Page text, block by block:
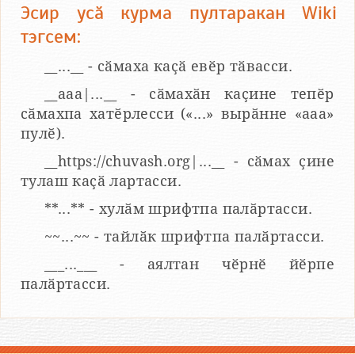
Эсир усӑ курма пултаракан Wiki
тэгсем:
__...__ - сӑмаха каҫӑ евӗр тӑвасси.
__aaa|...__ - сӑмахӑн каҫине тепӗр
сӑмахпа хатӗрлесси («...» вырӑнне «ааа»
пулӗ).
__https://chuvash.org|...__ - сӑмах ҫине
тулаш каҫӑ лартасси.
**...** - хулӑм шрифтпа палӑртасси.
~~...~~ - тайлӑк шрифтпа палӑртасси.
___...___ - аялтан чӗрнӗ йӗрпе
палӑртасси.